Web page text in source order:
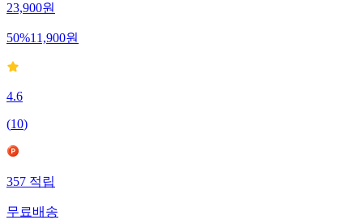
23,900원
50%11,900원
4.6
(10)
357 적립
무료배송